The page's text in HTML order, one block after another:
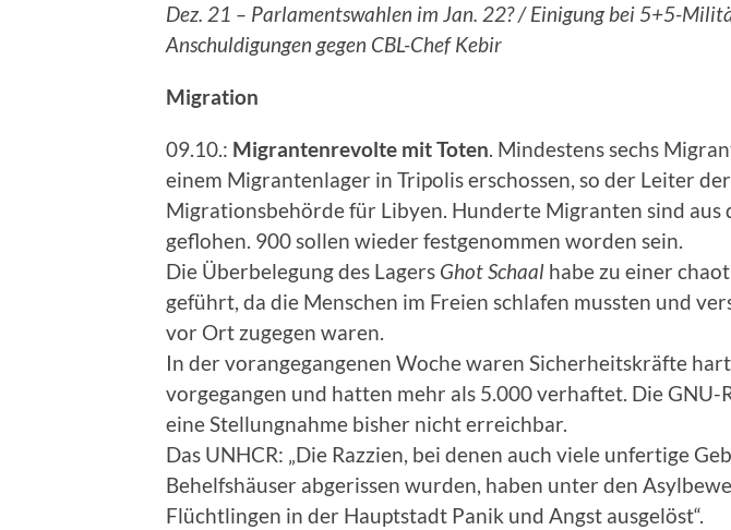
Dez. 21 – Parlamentswahlen im Jan. 22? / Einigung bei 5+5-
Anschuldigungen gegen CBL-Chef Kebir
Migration
09.10.: Migrantenrevolte mit Toten. Mindestens sechs
einem Migrantenlager in Tripolis erschossen, so der Leiter
Migrationsbehörde für Libyen. Hunderte Migranten sind aus
geflohen. 900 sollen wieder festgenommen worden sein.
Die Überbelegung des Lagers Ghot Schaal habe zu einer
geführt, da die Menschen im Freien schlafen mussten und
vor Ort zugegen waren.
In der vorangegangenen Woche waren Sicherheitskräfte
vorgegangen und hatten mehr als 5.000 verhaftet. Die GNU-
eine Stellungnahme bisher nicht erreichbar.
Das UNHCR: „Die Razzien, bei denen auch viele unfertige
Behelfshäuser abgerissen wurden, haben unter den
Flüchtlingen in der Hauptstadt Panik und Angst ausgelöst“.